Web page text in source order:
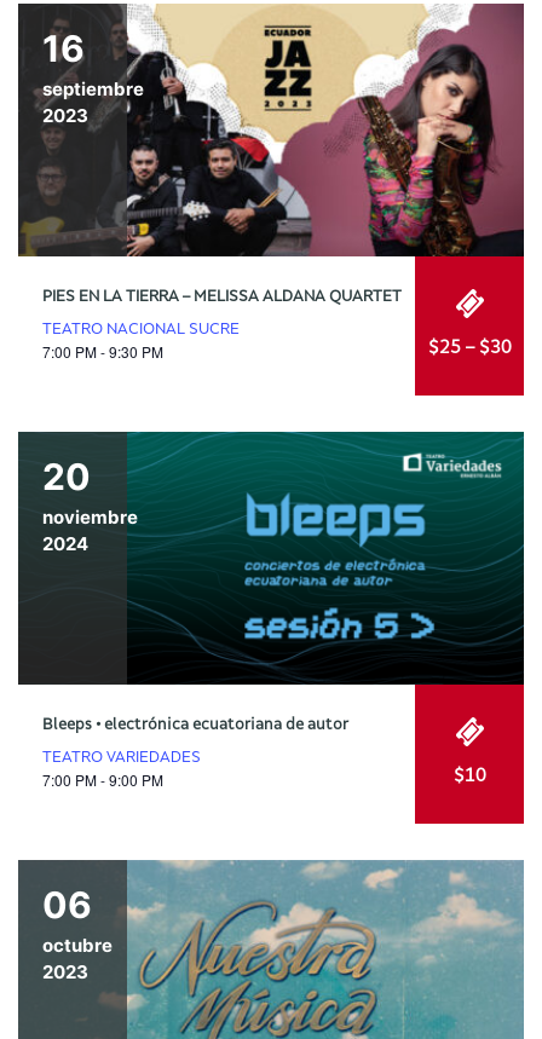
16
septiembre
2023
PIES EN LA TIERRA – MELISSA ALDANA QUARTET
TEATRO NACIONAL SUCRE
7:00 PM - 9:30 PM $25 – $30
20
noviembre
2024
Bleeps • electrónica ecuatoriana de autor
TEATRO VARIEDADES
7:00 PM - 9:00 PM $10
06
octubre
2023